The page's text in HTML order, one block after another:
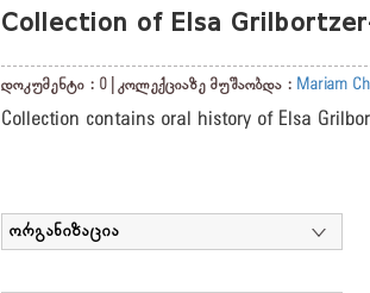
Collection of Elsa
დოკუმენტი : 0 | კოლექციაზე მუშაობდა : Mariam
Collection contains oral history of Elsa
ორგანიზაცია